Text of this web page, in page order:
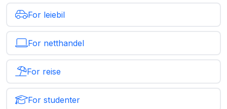
For leiebil
For netthandel
For reise
For studenter